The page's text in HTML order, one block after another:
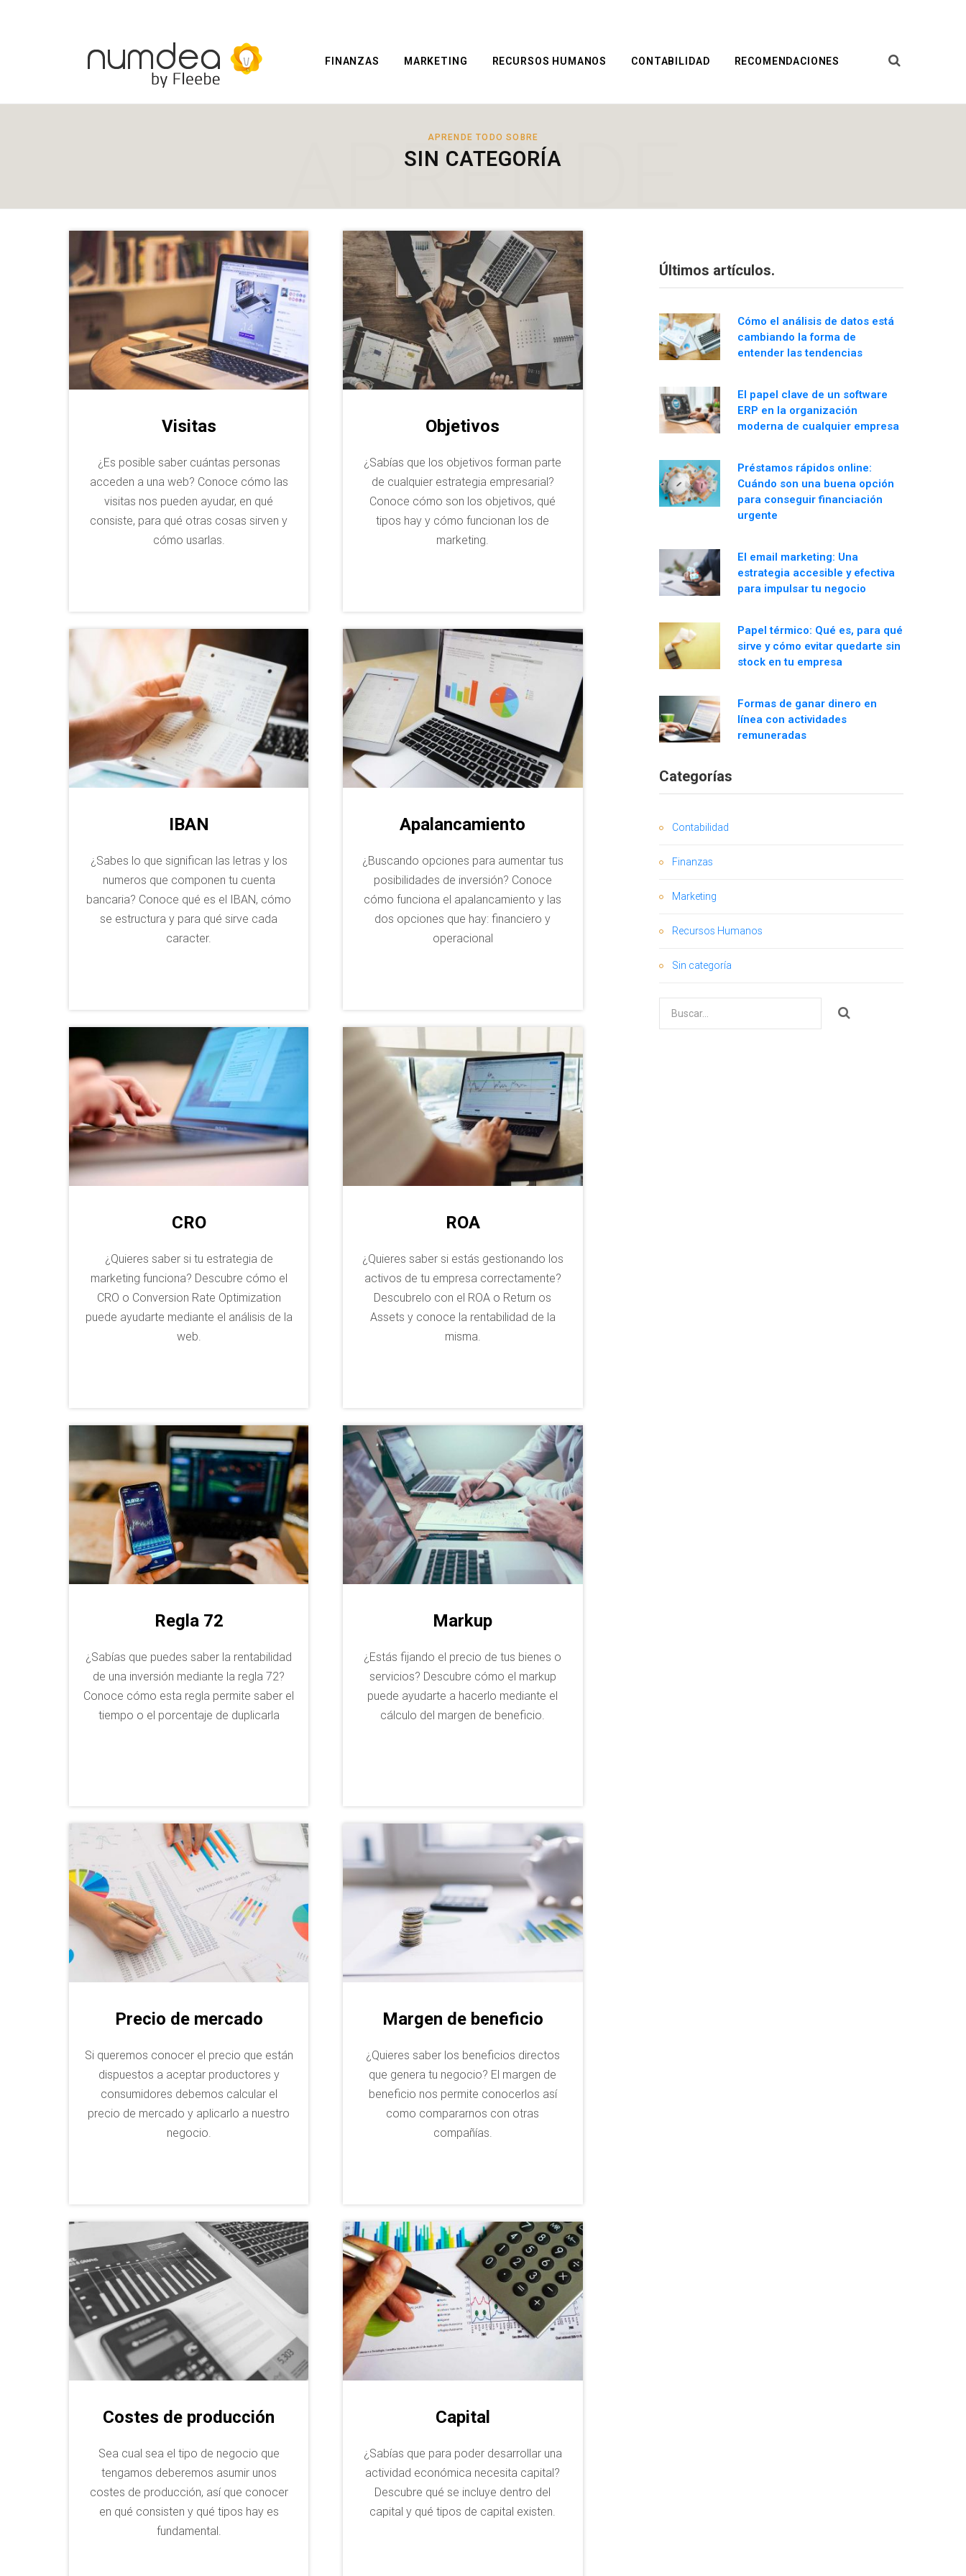
FINANZAS MARKETING RECURSOS HUMANOS CONTABILIDAD RECOMENDACIONES
APRENDE TODO SOBRE
SIN CATEGORÍA
APRENDE
TODO
SOBRE
Visitas
¿Es posible saber cuántas personas
acceden a una web? Conoce cómo las
visitas nos pueden ayudar, en qué
consiste, para qué otras cosas sirven y
cómo usarlas.
Objetivos
¿Sabías que los objetivos forman parte
de cualquier estrategia empresarial?
Conoce cómo son los objetivos, qué
tipos hay y cómo funcionan los de
marketing.
IBAN
¿Sabes lo que significan las letras y los
numeros que componen tu cuenta
bancaria? Conoce qué es el IBAN, cómo
se estructura y para qué sirve cada
caracter.
Apalancamiento
¿Buscando opciones para aumentar tus
posibilidades de inversión? Conoce
cómo funciona el apalancamiento y las
dos opciones que hay: financiero y
operacional
CRO
¿Quieres saber si tu estrategia de
marketing funciona? Descubre cómo el
CRO o Conversion Rate Optimization
puede ayudarte mediante el análisis de la
web.
ROA
¿Quieres saber si estás gestionando los
activos de tu empresa correctamente?
Descubrelo con el ROA o Return os
Assets y conoce la rentabilidad de la
misma.
Regla 72
¿Sabías que puedes saber la rentabilidad
de una inversión mediante la regla 72?
Conoce cómo esta regla permite saber el
tiempo o el porcentaje de duplicarla
Markup
¿Estás fijando el precio de tus bienes o
servicios? Descubre cómo el markup
puede ayudarte a hacerlo mediante el
cálculo del margen de beneficio.
Precio de mercado
Si queremos conocer el precio que están
dispuestos a aceptar productores y
consumidores debemos calcular el
precio de mercado y aplicarlo a nuestro
negocio.
Margen de beneficio
¿Quieres saber los beneficios directos
que genera tu negocio? El margen de
beneficio nos permite conocerlos así
como compararnos con otras
compañías.
Costes de producción
Sea cual sea el tipo de negocio que
tengamos deberemos asumir unos
costes de producción, así que conocer
en qué consisten y qué tipos hay es
fundamental.
Capital
¿Sabías que para poder desarrollar una
actividad económica necesita capital?
Descubre qué se incluye dentro del
capital y qué tipos de capital existen.
Últimos artículos.
Cómo el análisis de datos está
cambiando la forma de
entender las tendencias
El papel clave de un software
ERP en la organización
moderna de cualquier empresa
Préstamos rápidos online:
Cuándo son una buena opción
para conseguir financiación
urgente
El email marketing: Una
estrategia accesible y efectiva
para impulsar tu negocio
Papel térmico: Qué es, para qué
sirve y cómo evitar quedarte sin
stock en tu empresa
Formas de ganar dinero en
línea con actividades
remuneradas
Categorías
Contabilidad
Finanzas
Marketing
Recursos Humanos
Sin categoría
por: